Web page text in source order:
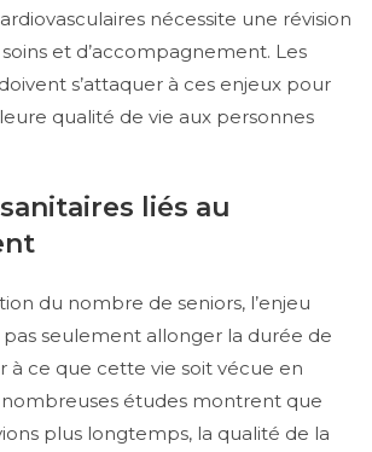
nécessite une révision
et d’accompagnement. Les
s’attaquer à ces enjeux pour
qualité de vie aux personnes
liés au
du nombre de seniors, l’enjeu
seulement allonger la durée de
à ce que cette vie soit vécue en
études montrent que
plus longtemps, la qualité de la